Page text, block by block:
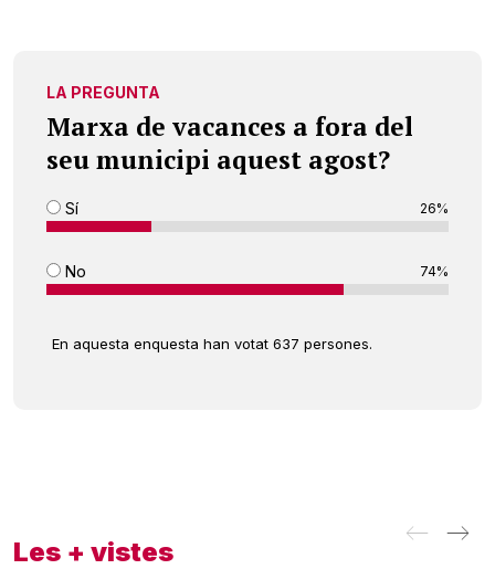
LA PREGUNTA
Marxa de vacances a fora del
seu municipi aquest agost?
Sí 26%
No 74%
En aquesta enquesta han votat 637 persones.
Les + vistes